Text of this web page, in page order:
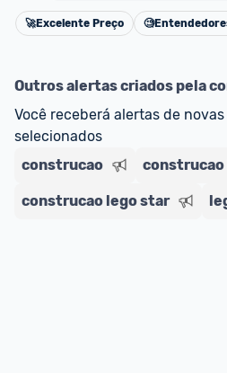
🚀Excelente Preço 🧐
Outros alertas criados pela
Você receberá alertas de
selecionados
construcao
construcao
construcao lego star